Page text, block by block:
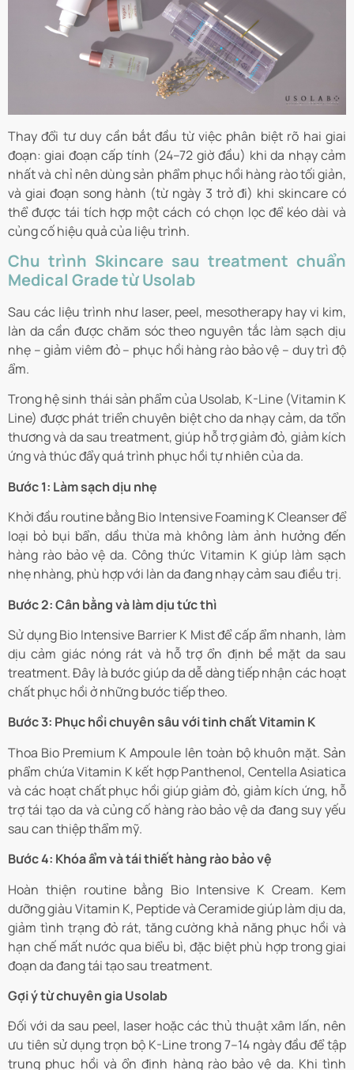
Thay đổi tư duy cần bắt đầu từ việc phân biệt rõ hai giai
đoạn: giai đoạn cấp tính (24–72 giờ đầu) khi da nhạy cảm
nhất và chỉ nên dùng sản phẩm phục hồi hàng rào tối giản,
và giai đoạn song hành (từ ngày 3 trở đi) khi skincare có
thể được tái tích hợp một cách có chọn lọc để kéo dài và
củng cố hiệu quả của liệu trình.
Chu trình Skincare sau treatment chuẩn
Medical Grade từ Usolab
Sau các liệu trình như laser, peel, mesotherapy hay vi kim,
làn da cần được chăm sóc theo nguyên tắc làm sạch dịu
nhẹ – giảm viêm đỏ – phục hồi hàng rào bảo vệ – duy trì độ
ẩm.
Trong hệ sinh thái sản phẩm của Usolab, K-Line (Vitamin K
Line) được phát triển chuyên biệt cho da nhạy cảm, da tổn
thương và da sau treatment, giúp hỗ trợ giảm đỏ, giảm kích
ứng và thúc đẩy quá trình phục hồi tự nhiên của da.
Bước 1: Làm sạch dịu nhẹ
Khởi đầu routine bằng Bio Intensive Foaming K Cleanser để
loại bỏ bụi bẩn, dầu thừa mà không làm ảnh hưởng đến
hàng rào bảo vệ da. Công thức Vitamin K giúp làm sạch
nhẹ nhàng, phù hợp với làn da đang nhạy cảm sau điều trị.
Bước 2: Cân bằng và làm dịu tức thì
Sử dụng Bio Intensive Barrier K Mist để cấp ẩm nhanh, làm
dịu cảm giác nóng rát và hỗ trợ ổn định bề mặt da sau
treatment. Đây là bước giúp da dễ dàng tiếp nhận các hoạt
chất phục hồi ở những bước tiếp theo.
Bước 3: Phục hồi chuyên sâu với tinh chất Vitamin K
Thoa Bio Premium K Ampoule lên toàn bộ khuôn mặt. Sản
phẩm chứa Vitamin K kết hợp Panthenol, Centella Asiatica
và các hoạt chất phục hồi giúp giảm đỏ, giảm kích ứng, hỗ
trợ tái tạo da và củng cố hàng rào bảo vệ da đang suy yếu
sau can thiệp thẩm mỹ.
Bước 4: Khóa ẩm và tái thiết hàng rào bảo vệ
Hoàn thiện routine bằng Bio Intensive K Cream. Kem
dưỡng giàu Vitamin K, Peptide và Ceramide giúp làm dịu da,
giảm tình trạng đỏ rát, tăng cường khả năng phục hồi và
hạn chế mất nước qua biểu bì, đặc biệt phù hợp trong giai
đoạn da đang tái tạo sau treatment.
Gợi ý từ chuyên gia Usolab
Đối với da sau peel, laser hoặc các thủ thuật xâm lấn, nên
ưu tiên sử dụng trọn bộ K-Line trong 7–14 ngày đầu để tập
trung phục hồi và ổn định hàng rào bảo vệ da. Khi tình